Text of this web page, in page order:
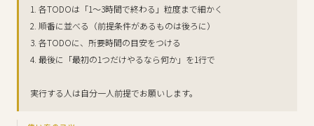
1. 各TODOは「1〜3時間で終わる」粒度まで細かく
2. 順番に並べる（前提条件があるものは後ろに）
3. 各TODOに、所要時間の目安をつける
4. 最後に「最初の1つだけやるなら何か」を1行で
実行する人は自分一人前提でお願いします。